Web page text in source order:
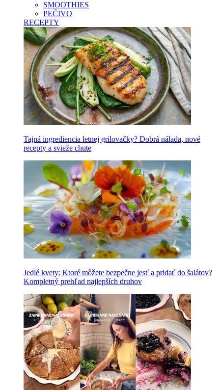
SMOOTHIES
PEČIVO
RECEPTY
Tajná ingrediencia letnej grilovačky? Dobrá nálada, nové
recepty a svieže chute
Jedlé kvety: Ktoré môžete bezpečne jesť a pridať do šalátov?
Kompletný prehľad najlepších druhov